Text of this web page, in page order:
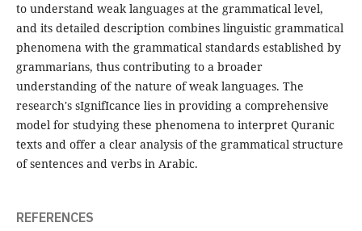
to understand weak languages at the grammatical level,
and its detailed description combines linguistic grammatical
phenomena with the grammatical standards established by
grammarians, thus contributing to a broader
understanding of the nature of weak languages. The
research's sIgnifIcance lies in providing a comprehensive
model for studying these phenomena to interpret Quranic
texts and offer a clear analysis of the grammatical structure
of sentences and verbs in Arabic.
REFERENCES